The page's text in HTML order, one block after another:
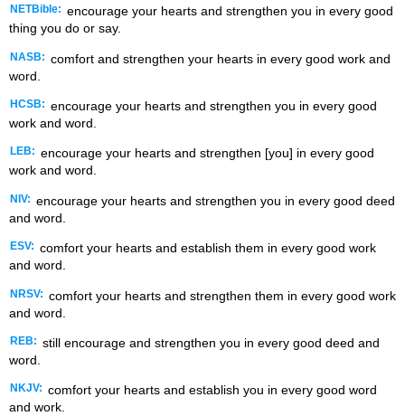
NETBible: encourage your hearts and strengthen you in every good
thing you do or say.
NASB: comfort and strengthen your hearts in every good work and
word.
HCSB: encourage your hearts and strengthen you in every good
work and word.
LEB: encourage your hearts and strengthen [you] in every good
work and word.
NIV: encourage your hearts and strengthen you in every good deed
and word.
ESV: comfort your hearts and establish them in every good work
and word.
NRSV: comfort your hearts and strengthen them in every good work
and word.
REB: still encourage and strengthen you in every good deed and
word.
NKJV: comfort your hearts and establish you in every good word
and work.